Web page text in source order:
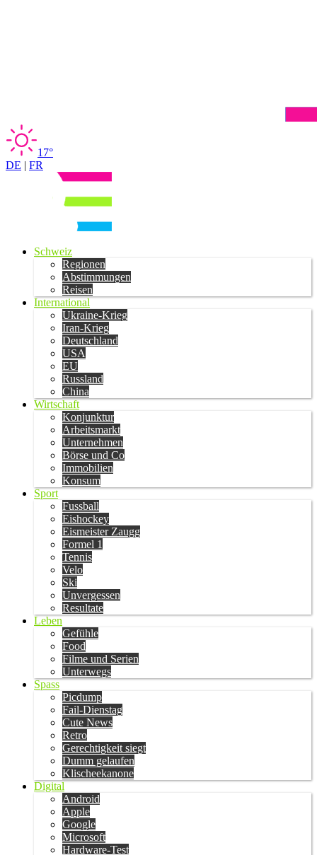
17°
DE | FR
Schweiz
Regionen
Abstimmungen
Reisen
International
Ukraine-Krieg
Iran-Krieg
Deutschland
USA
EU
Russland
China
Wirtschaft
Konjunktur
Arbeitsmarkt
Unternehmen
Börse und Co
Immobilien
Konsum
Sport
Fussball
Eishockey
Eismeister Zaugg
Formel 1
Tennis
Velo
Ski
Unvergessen
Resultate
Leben
Gefühle
Food
Filme und Serien
Unterwegs
Spass
Picdump
Fail-Dienstag
Cute News
Retro
Gerechtigkeit siegt
Dumm gelaufen
Klischeekanone
Digital
Android
Apple
Google
Microsoft
Hardware-Test